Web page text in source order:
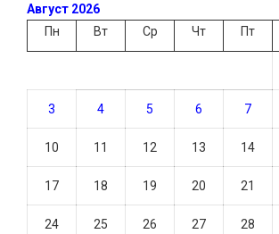
Август 2026
Пн
Вт Ср Чт Пт
3 4 5 6 7
10 11 12 13 14
17 18 19 20 21
24 25 26 27 28